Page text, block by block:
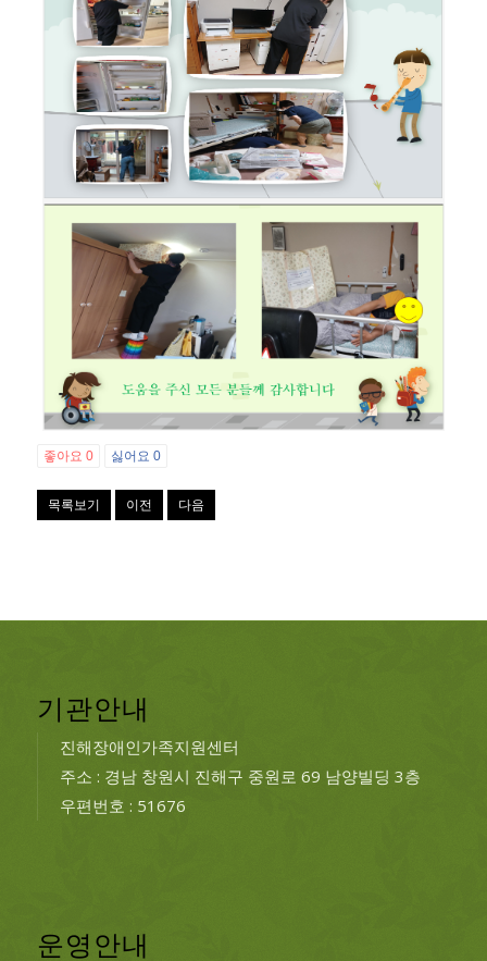
좋아요 0 싫어요 0
목록보기 이전 다음
기관안내
진해장애인가족지원센터
주소 : 경남 창원시 진해구 중원로 69 남양빌딩 3층
우편번호 : 51676
운영안내